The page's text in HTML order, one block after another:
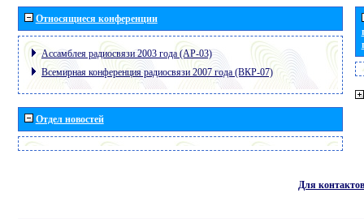
Относящиеся конференции
Ассамблея радиосвязи 2003 года (АР-03)
Всемирная конференция радиосвязи 2007 года (ВКР-07)
Отдел новостей
Для контактов